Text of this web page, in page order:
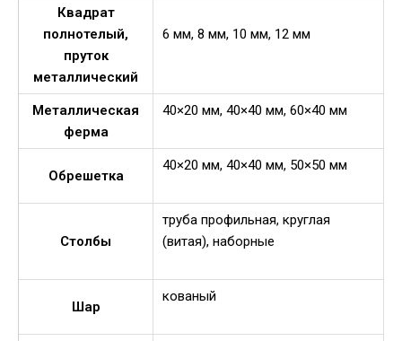
Квадрат
полнотелый,
пруток
металлический
6 мм, 8 мм, 10 мм, 12 мм
Металлическая
ферма
40×20 мм, 40×40 мм, 60×40 мм
Обрешетка
40×20 мм, 40×40 мм, 50×50 мм
Столбы
труба профильная, круглая
(витая), наборные
Шар
кованый